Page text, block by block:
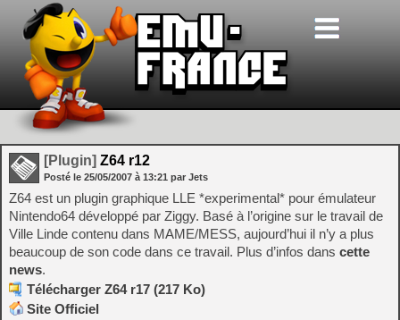
[Plugin] Z64 r12
Posté le 25/05/2007 à 13:21 par Jets
Z64 est un plugin graphique LLE *experimental* pour émulateur
Nintendo64 développé par Ziggy. Basé à l’origine sur le travail de
Ville Linde contenu dans MAME/MESS, aujourd’hui il n’y a plus
beaucoup de son code dans ce travail. Plus d’infos dans cette
news.
Télécharger Z64 r17 (217 Ko)
Site Officiel